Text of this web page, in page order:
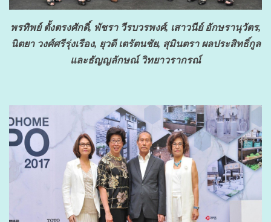
พรทิพย์ ตั้งตรงศักดิ์, พัชรา วีรบวรพงศ์, เสาวนีย์ อักษรานุวัตร,
นิตยา วงศ์ศรีรุ่งเรือง, ยุวดี เตรัตนชัย, สุมินตรา ผลประสิทธิ์กูล
และธัญญลักษณ์ วิทยาวรากรณ์